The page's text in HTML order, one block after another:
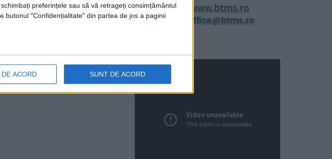
preferințele sau să vă retrageți consimțământul
butonul "Confidențialitate" din partea de jos a paginii
ACORD SUNT DE ACORD